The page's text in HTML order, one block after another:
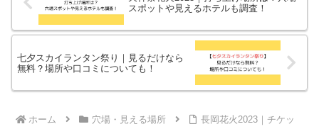
スポットや見えるホテルも調査！
七夕スカイランタン祭り｜見るだけなら
無料？場所や口コミについても！
ホーム 穴場・見える場所
長岡花火2023｜チケッ